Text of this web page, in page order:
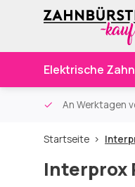
Elektrische
An Werktagen
Startseite
Interprox